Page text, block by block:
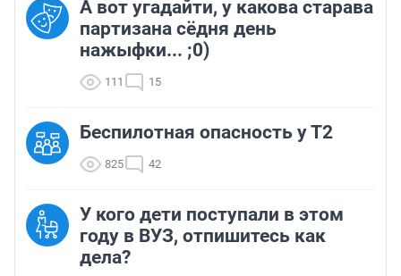
А вот угадайти, у какова старава
партизана сёдня день
нажыфки... ;0)
111 15
Беспилотная опасность у Т2
825 42
У кого дети поступали в этом
году в ВУЗ, отпишитесь как
дела?